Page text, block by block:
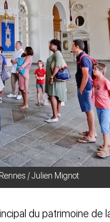
/ Julien Mignot
du patrimoine de